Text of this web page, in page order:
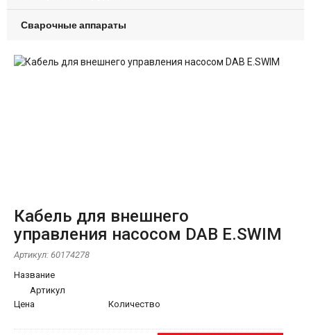
Сварочные аппараты
Кабель для внешнего
управления насосом DAB E.SWIM
Артикул: 60174278
Название
Артикул
Цена
Количество